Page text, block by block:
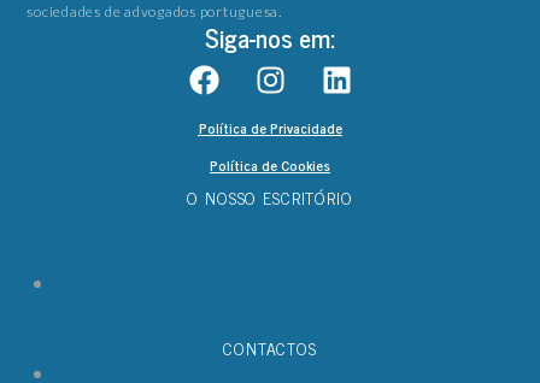
sociedades de advogados portuguesa.
Siga-nos em:
Política de Privacidade
Política de Cookies
O NOSSO ESCRITÓRIO
CONTACTOS